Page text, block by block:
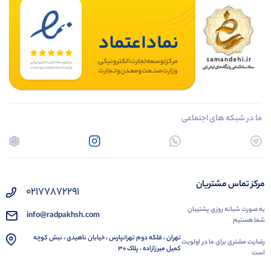
ما در شبکه های اجتماعی
مرکز تماس مشتریان
به صورت شبانه روزی پشتیبان
شما هستیم
رضایت مشتری برای ما در اولویت
است
02177872291
info@radpakhsh.com
تهران ، فلکه دوم تهرانپارس ، خیابان ناهیدی ، نبش کوچه
کمیل میرزازاده ، پلاک 30